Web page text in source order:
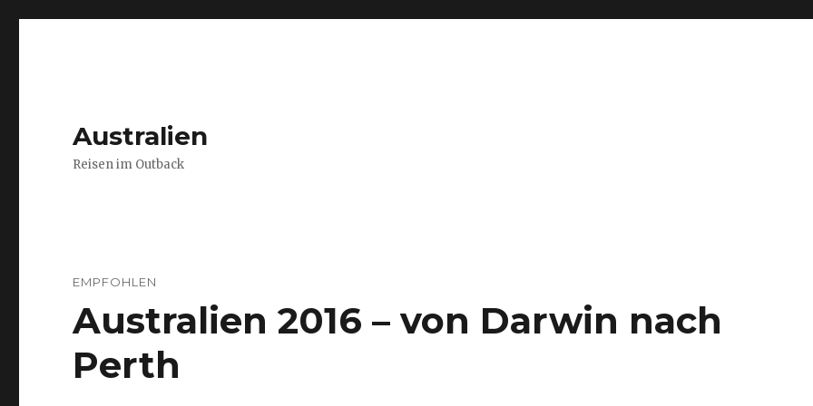
Australien
Reisen im Outback
EMPFOHLEN
Australien 2016 – von Darwin nach
Perth